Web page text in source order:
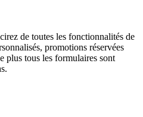
de toutes les fonctionnalités de
promotions réservées
plus tous les formulaires sont